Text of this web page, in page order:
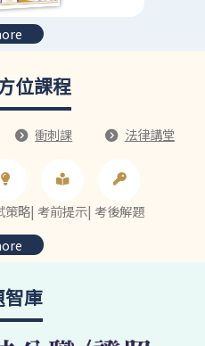
位課程
衝刺課 法律講堂
策略| 考前提示| 考後解題
庫